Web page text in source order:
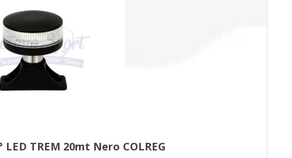
LED TREM 20mt Nero COLREG